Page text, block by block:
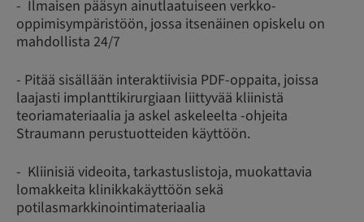
- Ilmaisen pääsyn ainutlaatuiseen verkko-
oppimisympäristöön, jossa itsenäinen opiskelu on
mahdollista 24/7
- Pitää sisällään interaktiivisia PDF-oppaita, joissa
laajasti implanttikirurgiaan liittyvää kliinistä
teoriamateriaalia ja askel askeleelta -ohjeita
Straumann perustuotteiden käyttöön.
- Kliinisiä videoita, tarkastuslistoja, muokattavia
lomakkeita klinikkakäyttöön sekä
potilasmarkkinointimateriaalia